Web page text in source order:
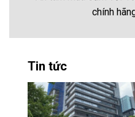
chính
Tin tức